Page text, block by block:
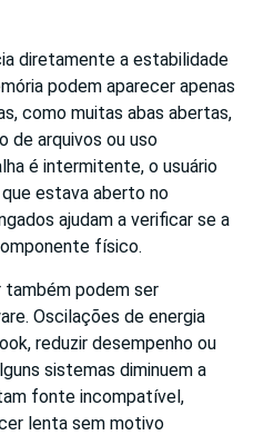
diretamente a estabilidade
podem aparecer apenas
como muitas abas abertas,
de arquivos ou uso
é intermitente, o usuário
estava aberto no
ajudam a verificar se a
físico.
também podem ser
Oscilações de energia
reduzir desempenho ou
sistemas diminuem a
fonte incompatível,
lenta sem motivo